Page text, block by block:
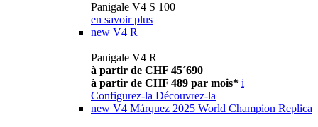
Panigale V4 S 100
en savoir plus
new V4 R
Panigale V4 R
à partir de CHF 45´690
à partir de CHF 489 par mois* i
Configurez-la Découvrez-la
new V4 Márquez 2025 World Champion Replica